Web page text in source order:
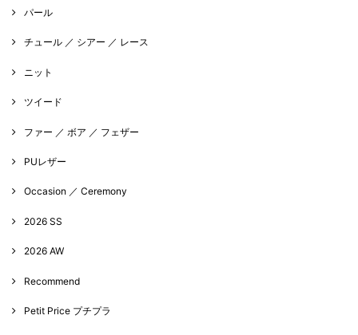
パール
チュール ／ シアー ／ レース
ニット
ツイード
ファー ／ ボア ／ フェザー
PUレザー
Occasion ／ Ceremony
2026 SS
2026 AW
Recommend
Petit Price プチプラ